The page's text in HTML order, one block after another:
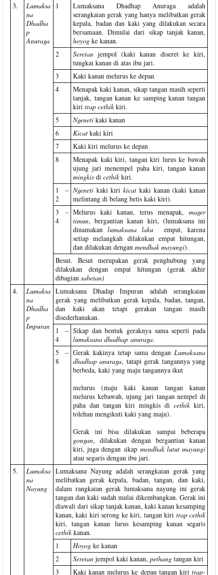
3.
Lumaksa
na
Dhadha
p
Anuraga
1
Lumaksana Dhadhap Anuraga adalah
serangkaian gerak yang hanya melibatkan gerak
kepala, badan dan kaki yang dilakukan secara
bersamaan. Dimulai dari sikap tanjak kanan,
hoyog ke kanan.
2
Seretan jempol (kaki kanan diseret ke kiri,
tungkai kanan di atas ibu jari.
3
Kaki kanan melurus ke depan
4
Menapak kaki kanan, sikap tangan masih seperti
tanjak, tangan kanan ke samping kanan tangan
kiri trap cethikkiri.
5
Ngeneti kaki kanan
6
Kicat kaki kiri
7
Kaki kiri melurus ke depan
8
Menapak kaki kiri, tangan kiri lurus ke bawah
ujung jari menempel paha kiri, tangan kanan
mingkis di cethikkiri.
1 –
2
Ngeneti kaki kirikicat kaki kanan (kaki kanan
melintang di belang betis kaki kiri).
3 –
4
Melurus kaki kanan, terus menapak, mager
timun, bergantian kanan kiri, (lumaksana ini
dinamakanlumaksana laku empat, karena
setiap melangkah dilakukan empat hitungan,
dan dilakukan dengan mendhak mayungi).
Besut. Besut merupakan gerak penghubung yang
dilakukan dengan empat hitungan (gerak akhir
dibagian sabetan)
4.
Lumaksa
na
Dhadha
p
Impuran
Lumaksana Dhadap Impuran adalah serangkaian
gerak yang melibatkan gerak kepala, badan, tangan,
dan kaki akan tetapi gerakan tangan masih
disederhanakan.
1 –
4
Sikap dan bentuk geraknya sama seperti pada
lumaksana dhadhap anuraga.
5 –
8
Gerak kakinya tetap sama dengan Lumaksana
dhadhap anuraga, tatapi gerak tangannya yang
berbeda, kaki yang maju tangannya ikut
melurus (maju kaki kanan tangan kanan
melurus kebawah, ujung jari tangan nempel di
paha dan tangan kiri mingkis di cethikkiri,
tolehan mengikuti kaki yang maju).
Gerak ini bisa dilakukan sampai beberapa
gongan, dilakukan dengan bergantian kanan
kiri, juga dengan sikap mendhak lutut mayungi
atau segaris dengan ibu jari.
5.
Lumaksa
na
Nayung
Lumaksana Nayung adalah serangkaian gerak yang
melibatkan gerak kepala, badan, tangan, dan kaki,
dalam rangkaian gerak lumaksana nayung ini gerak
tangan dan kaki sudah mulai dikembangkan. Gerak ini
diawali dari sikap tanjak kanan, kaki kanan kesamping
kanan, kaki kiri serong ke kiri, tangan kiri trap cethik
kiri, tangan kanan lurus kesamping kanan segaris
cethikkanan.
1
Hoyog ke kanan
2
Seretan jempol kaki kanan, pethang tangan kiri
3
Kaki kanan melurus ke depan tangan kiri trap-